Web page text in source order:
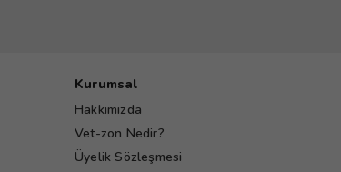
Kurumsal
Hakkımızda
Vet-zon Nedir?
Üyelik Sözleşmesi